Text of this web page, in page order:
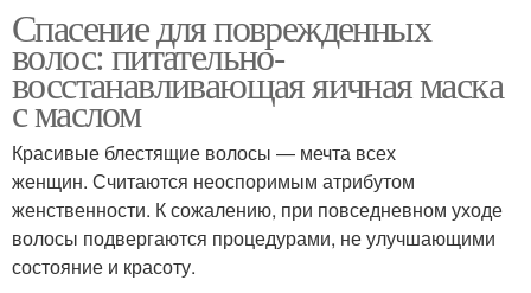
Спасение для поврежденных
волос: питательно-
восстанавливающая яичная маска
с маслом
Красивые блестящие волосы — мечта всех
женщин. Считаются неоспоримым атрибутом
женственности. К сожалению, при повседневном уходе
волосы подвергаются процедурами, не улучшающими
состояние и красоту.